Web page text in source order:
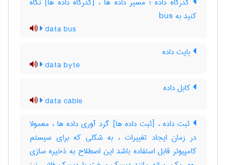
کنید به ‎ bus
data bus
بایت داده
data byte
کابل داده
data cable
ثبت داده ، [ثبت داده ها] گرد آوری داده ها ، معمولا
در زمان ایجاد تغییرات ، به شکلی که برای سیستم
کامپیوتر قابل استفاده باشد این اصطلاح به ذخیره سازی